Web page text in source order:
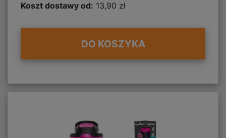
Koszt dostawy od: 13,90 zł
DO KOSZYKA